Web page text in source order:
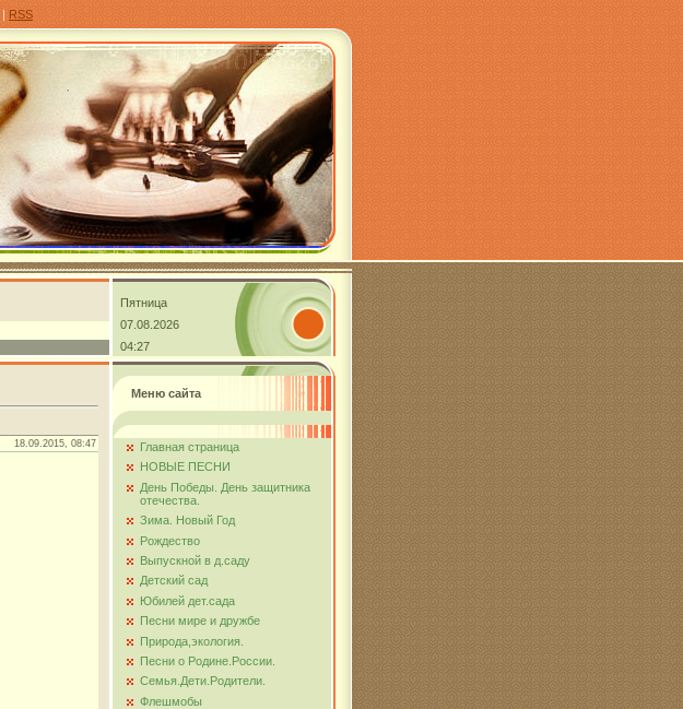
| RSS
Пятница
07.08.2026
04:27
18.09.2015, 08:47
Меню сайта
Главная страница
НОВЫЕ ПЕСНИ
День Победы. День защитника
отечества.
Зима. Новый Год
Рождество
Выпускной в д.саду
Детский сад
Юбилей дет.сада
Песни мире и дружбе
Природа,экология.
Песни о Родине.России.
Семья.Дети.Родители.
Флешмобы